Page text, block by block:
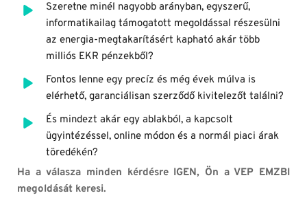
Szeretne minél nagyobb arányban, egyszerű,
informatikailag támogatott megoldással részesülni
az energia-megtakarításért kapható akár több
milliós EKR pénzekből?
Fontos lenne egy precíz és még évek múlva is
elérhető, garanciálisan szerződő kivitelezőt találni?
És mindezt akár egy ablakból, a kapcsolt
ügyintézéssel, online módon és a normál piaci árak
töredékén?
Ha a válasza minden kérdésre IGEN, Ön a VEP EMZBI
megoldását keresi.